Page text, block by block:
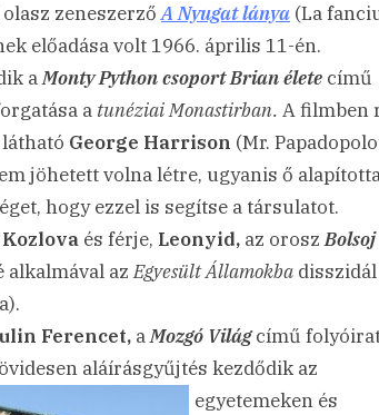
olasz zeneszerző A Nyugat lánya (La
előadása volt 1966. április 11-én.
aMonty Python csoport Brian élete című
a tunéziaiMonastirban. A filmben
George Harrison (Mr.
jöhetett volna létre, ugyanis ő
hogy ezzel is segítse a társulatot.
és férje, Leonyid, az orosz
alkalmával azEgyesült Államokba
Ferencet, aMozgó Világcímű
aláírásgyűjtés kezdődik az
egyetemeken és